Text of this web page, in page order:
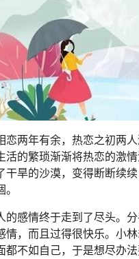
两年有余，热恋之初两人
活的繁琐渐渐将热恋的激
干旱的沙漠，变得断断续
的感情终于走到了尽头。
情，而且过得很快乐。小
都不如自己，于是想尽办